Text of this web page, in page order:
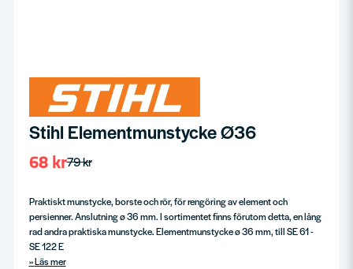
Stihl Elementmunstycke Ø36
79 kr
68 kr
Praktiskt munstycke, borste och rör, för rengöring av element och
persienner. Anslutning ø 36 mm. I sortimentet finns förutom detta, en lång
rad andra praktiska munstycke. Elementmunstycke ø 36 mm, till SE 61 -
SE 122 E
Läs mer